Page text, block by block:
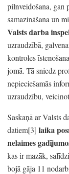
pilnveidošana, gan
samazināšana un
Valsts darba
uzraudzībā,
kontroles
jomā. Tā sniedz
nepieciešamās
uzraudzību,
Saskaņā ar Valsts
datiem[3] laika
nelaimes
kas ir mazāk,
bojā gāja 11